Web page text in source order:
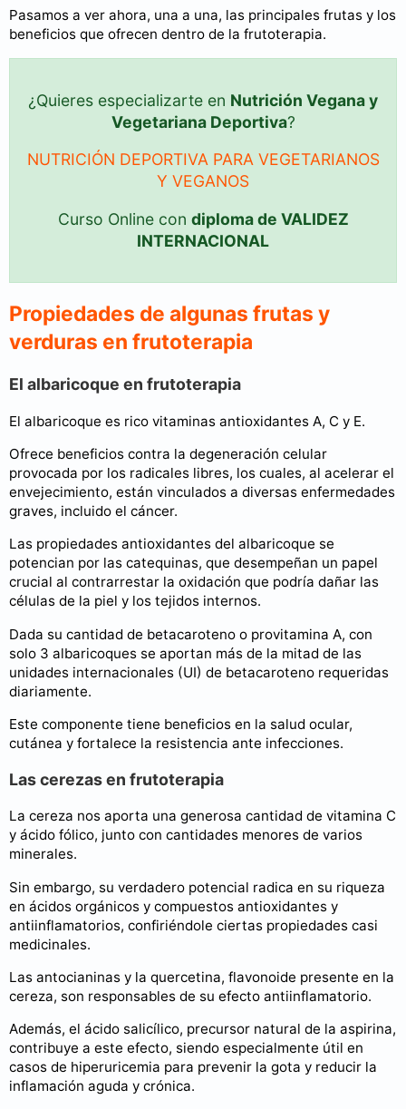
Pasamos a ver ahora, una a una, las principales frutas y los
beneficios que ofrecen dentro de la frutoterapia.
¿Quieres especializarte en Nutrición Vegana y
Vegetariana Deportiva?
NUTRICIÓN DEPORTIVA PARA VEGETARIANOS
Y VEGANOS
Curso Online con diploma de VALIDEZ
INTERNACIONAL
Propiedades de algunas frutas y
verduras en frutoterapia
El albaricoque en frutoterapia
El albaricoque es rico vitaminas antioxidantes A, C y E.
Ofrece beneficios contra la degeneración celular
provocada por los radicales libres, los cuales, al acelerar el
envejecimiento, están vinculados a diversas enfermedades
graves, incluido el cáncer.
Las propiedades antioxidantes del albaricoque se
potencian por las catequinas, que desempeñan un papel
crucial al contrarrestar la oxidación que podría dañar las
células de la piel y los tejidos internos.
Dada su cantidad de betacaroteno o provitamina A, con
solo 3 albaricoques se aportan más de la mitad de las
unidades internacionales (UI) de betacaroteno requeridas
diariamente.
Este componente tiene beneficios en la salud ocular,
cutánea y fortalece la resistencia ante infecciones.
Las cerezas en frutoterapia
La cereza nos aporta una generosa cantidad de vitamina C
y ácido fólico, junto con cantidades menores de varios
minerales.
Sin embargo, su verdadero potencial radica en su riqueza
en ácidos orgánicos y compuestos antioxidantes y
antiinflamatorios, confiriéndole ciertas propiedades casi
medicinales.
Las antocianinas y la quercetina, flavonoide presente en la
cereza, son responsables de su efecto antiinflamatorio.
Además, el ácido salicílico, precursor natural de la aspirina,
contribuye a este efecto, siendo especialmente útil en
casos de hiperuricemia para prevenir la gota y reducir la
inflamación aguda y crónica.